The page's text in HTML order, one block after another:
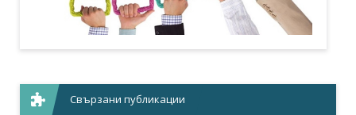
Свързани публикации